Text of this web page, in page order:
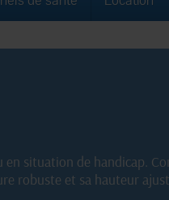
situation de handicap.
robuste et sa hauteur